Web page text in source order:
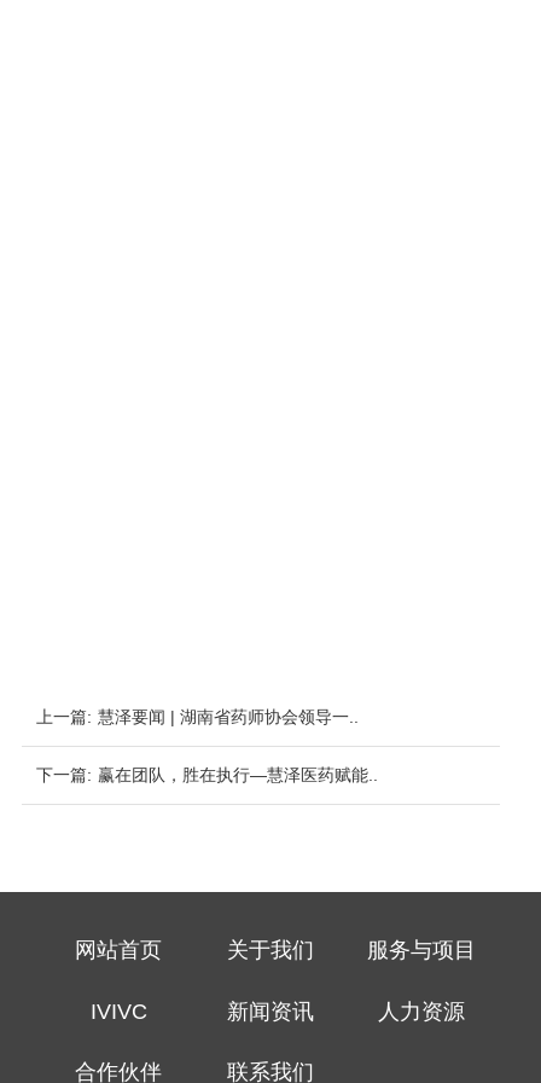
上一篇: 慧泽要闻 | 湖南省药师协会领导一..
下一篇: 赢在团队，胜在执行—慧泽医药赋能..
网站首页 关于我们 服务与项目
IVIVC 新闻资讯 人力资源
合作伙伴 联系我们